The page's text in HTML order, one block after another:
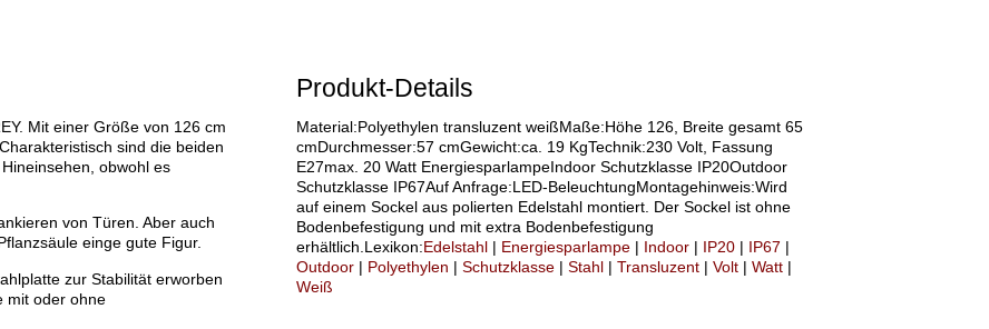
Mit einer Größe von 126 cm
sind die beiden
obwohl es
von Türen. Aber auch
einge gute Figur.
zur Stabilität erworben
mit oder ohne
Produkt-Details
Material:Polyethylen transluzent weißMaße:Höhe 126, Breite gesamt 65
cmDurchmesser:57 cmGewicht:ca. 19 KgTechnik:230 Volt, Fassung
E27max. 20 Watt EnergiesparlampeIndoor Schutzklasse IP20Outdoor
Schutzklasse IP67Auf Anfrage:LED-BeleuchtungMontagehinweis:Wird
auf einem Sockel aus polierten Edelstahl montiert. Der Sockel ist ohne
Bodenbefestigung und mit extra Bodenbefestigung
erhältlich.Lexikon:Edelstahl| Energiesparlampe| Indoor| IP20| IP67 |
Outdoor| Polyethylen | Schutzklasse| Stahl| Transluzent| Volt| Watt|
Weiß